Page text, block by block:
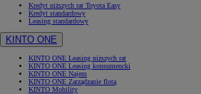
Kredyt niższych rat Toyota Easy
Kredyt standardowy
Leasing standardowy
KINTO ONE
KINTO ONE Leasing niższych rat
KINTO ONE Leasing konsumencki
KINTO ONE Najem
KINTO ONE Zarządzanie flotą
KINTO Mobility